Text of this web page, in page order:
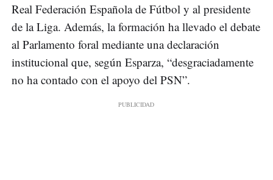
Real Federación Española de Fútbol y al presidente
de la Liga. Además, la formación ha llevado el debate
al Parlamento foral mediante una declaración
institucional que, según Esparza, “desgraciadamente
no ha contado con el apoyo del PSN”.